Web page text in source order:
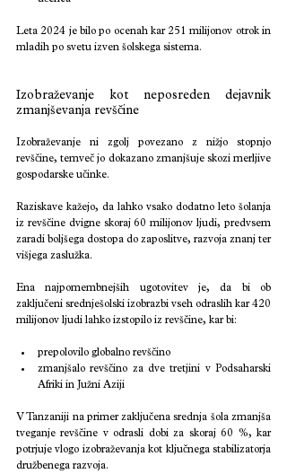
Leta 2024 je bilo po ocenah kar 251 milijonov otrok in
mladih po svetu izven šolskega sistema.
Izobraževanje kot neposreden dejavnik
zmanjševanja revščine
Izobraževanje ni zgolj povezano z nižjo stopnjo
revščine, temveč jo dokazano zmanjšuje skozi merljive
gospodarske učinke.
Raziskave kažejo, da lahko vsako dodatno leto šolanja
iz revščine dvigne skoraj 60 milijonov ljudi, predvsem
zaradi boljšega dostopa do zaposlitve, razvoja znanj ter
višjega zaslužka.
Ena najpomembnejših ugotovitev je, da bi ob
zaključeni srednješolski izobrazbi vseh odraslih kar 420
milijonov ljudi lahko izstopilo iz revščine, kar bi:
prepolovilo globalno revščino
zmanjšalo revščino za dve tretjini v Podsaharski
Afriki in Južni Aziji
V Tanzaniji na primer zaključena srednja šola zmanjša
tveganje revščine v odrasli dobi za skoraj 60 %, kar
potrjuje vlogo izobraževanja kot ključnega stabilizatorja
družbenega razvoja.